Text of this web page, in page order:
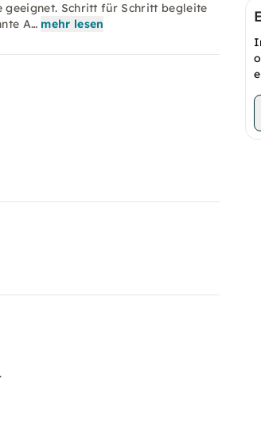
geeignet. Schritt für Schritt begleite
A… mehr lesen